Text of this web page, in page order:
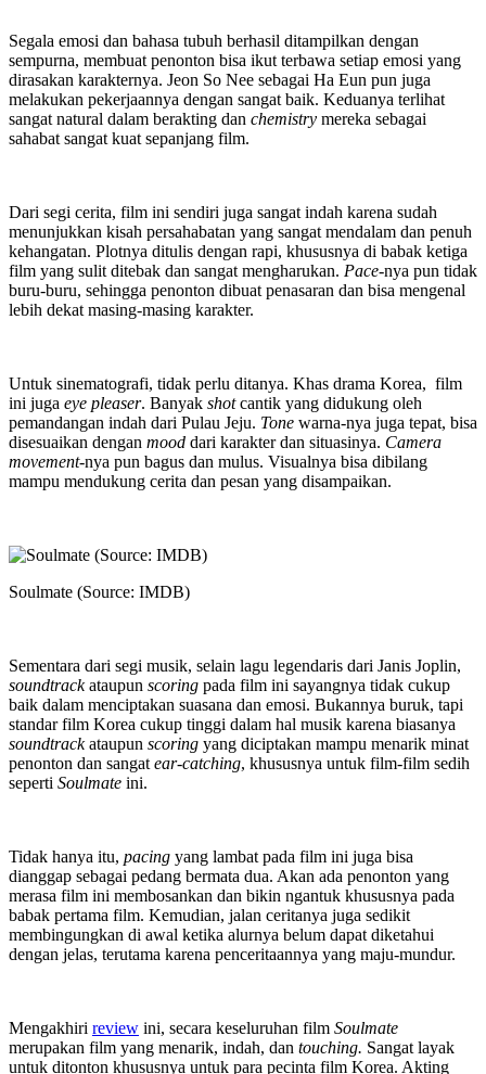
Segala emosi dan bahasa tubuh berhasil ditampilkan dengan
sempurna, membuat penonton bisa ikut terbawa setiap emosi yang
dirasakan karakternya. Jeon So Nee sebagai Ha Eun pun juga
melakukan pekerjaannya dengan sangat baik. Keduanya terlihat
sangat natural dalam berakting dan chemistry mereka sebagai
sahabat sangat kuat sepanjang film.
Dari segi cerita, film ini sendiri juga sangat indah karena sudah
menunjukkan kisah persahabatan yang sangat mendalam dan penuh
kehangatan. Plotnya ditulis dengan rapi, khususnya di babak ketiga
film yang sulit ditebak dan sangat mengharukan. Pace-nya pun tidak
buru-buru, sehingga penonton dibuat penasaran dan bisa mengenal
lebih dekat masing-masing karakter.
Untuk sinematografi, tidak perlu ditanya. Khas drama Korea, film
ini juga eye pleaser. Banyak shotcantik yang didukung oleh
pemandangan indah dari Pulau Jeju. Tone warna-nya juga tepat, bisa
disesuaikan dengan mood dari karakter dan situasinya. Camera
movement-nya pun bagus dan mulus. Visualnya bisa dibilang
mampu mendukung cerita dan pesan yang disampaikan.
Soulmate (Source: IMDB)
Sementara dari segi musik, selain lagu legendaris dari Janis Joplin,
soundtrackataupun scoring pada film ini sayangnya tidak cukup
baik dalam menciptakan suasana dan emosi. Bukannya buruk, tapi
standar film Korea cukup tinggi dalam hal musik karena biasanya
soundtrackataupun scoring yang diciptakan ​​mampu menarik minat
penonton dan sangat ear-catching, khususnya untuk film-film sedih
seperti Soulmate ini.
Tidak hanya itu, pacing yang lambat pada film ini juga bisa
dianggap sebagai pedang bermata dua. Akan ada penonton yang
merasa film ini membosankan dan bikin ngantuk khususnya pada
babak pertama film. Kemudian, jalan ceritanya juga sedikit
membingungkan di awal ketika alurnya belum dapat diketahui
dengan jelas, terutama karena penceritaannya yang maju-mundur.
Mengakhiri review ini, secara keseluruhan film Soulmate
merupakan film yang menarik, indah, dan touching. Sangat layak
untuk ditonton khususnya untuk para pecinta film Korea. Akting